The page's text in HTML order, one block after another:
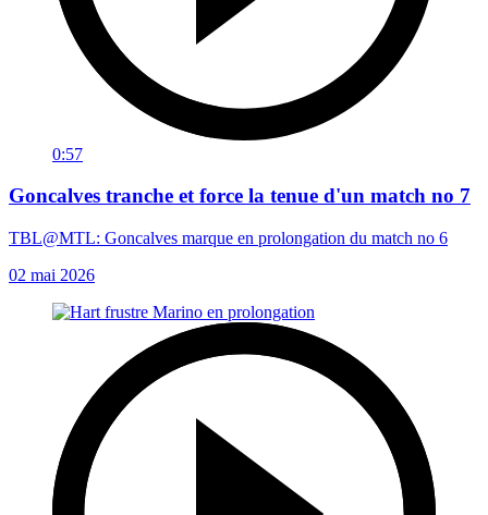
0:57
Goncalves tranche et force la tenue d'un match no 7
TBL@MTL: Goncalves marque en prolongation du match no 6
02 mai 2026